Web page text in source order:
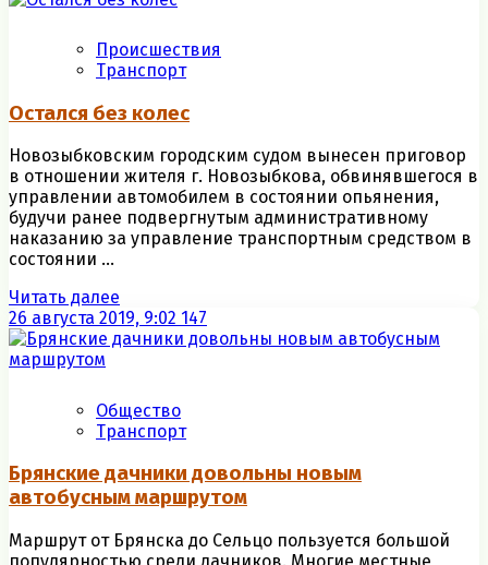
Происшествия
Транспорт
Остался без колес
Новозыбковским городским судом вынесен приговор
в отношении жителя г. Новозыбкова, обвинявшегося в
управлении автомобилем в состоянии опьянения,
будучи ранее подвергнутым административному
наказанию за управление транспортным средством в
состоянии ...
Читать далее
26 августа 2019, 9:02 147
Общество
Транспорт
Брянские дачники довольны новым
автобусным маршрутом
Маршрут от Брянска до Сельцо пользуется большой